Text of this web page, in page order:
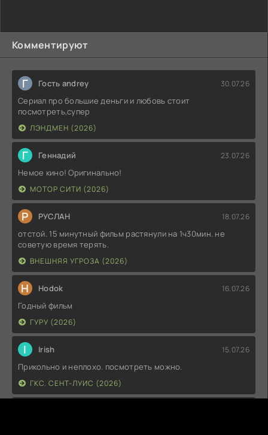
Комментируют
Г Гость andrey 30.07.26
Сериал про большие деньги и любовь стоит
посмотреть,супер
ЛЭНДМЕН (2026)
Г Геннадий 23.07.26
Немое кино! Оригинально!
МОТОР СИТИ (2026)
Р РУСЛАН 18.07.26
отстой. 15 минутный фильм растянули на 1ч30мин. не
советую время терять.
ВНЕШНЯЯ УГРОЗА (2026)
H Hodok 16.07.26
Годный фильм
ГУРУ (2026)
I Irish 15.07.26
Прикольно и неплохо. посмотреть можно.
ГКС. СЕНТ-ЛУИС (2026)